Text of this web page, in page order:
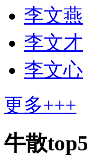
李文燕
李文才
李文心
更多+++
牛散